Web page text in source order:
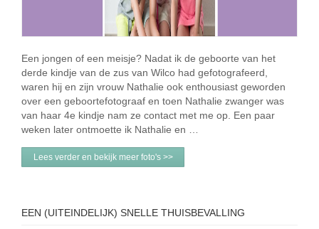
Een jongen of een meisje? Nadat ik de geboorte van het
derde kindje van de zus van Wilco had gefotografeerd,
waren hij en zijn vrouw Nathalie ook enthousiast geworden
over een geboortefotograaf en toen Nathalie zwanger was
van haar 4e kindje nam ze contact met me op. Een paar
weken later ontmoette ik Nathalie en …
Lees verder en bekijk meer foto's >>
EEN (UITEINDELIJK) SNELLE THUISBEVALLING